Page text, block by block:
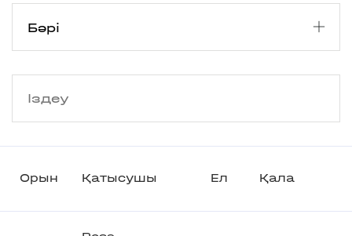
Орын Қатысушы Ел Қала